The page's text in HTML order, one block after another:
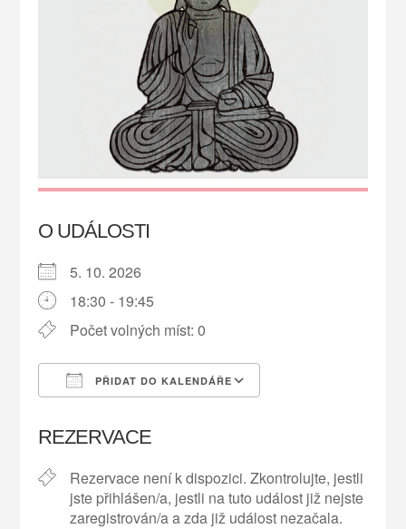
O UDÁLOSTI
5. 10. 2026
18:30 - 19:45
Počet volných míst: 0
PŘIDAT DO KALENDÁŘE
REZERVACE
Rezervace není k dispozici. Zkontrolujte, jestli
jste přihlášen/a, jestli na tuto událost již nejste
zaregistrován/a a zda již událost nezačala.